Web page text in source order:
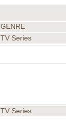
GENRE
TV Series
TV Series